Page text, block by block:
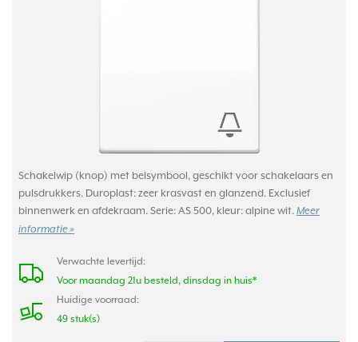
Schakelwip (knop) met belsymbool, geschikt voor schakelaars en
pulsdrukkers. Duroplast: zeer krasvast en glanzend. Exclusief
binnenwerk en afdekraam. Serie: AS 500, kleur: alpine wit. Meer
informatie »
Verwachte levertijd:
Voor maandag 21u besteld, dinsdag in huis*
Huidige voorraad:
49 stuk(s)